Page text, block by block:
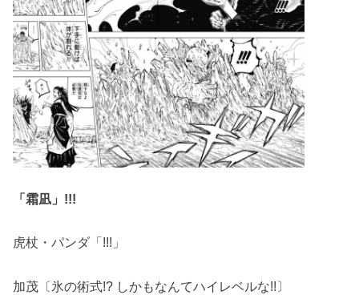
「霜凪」!!!
虎杖・パンダ「!!!」
加茂〔氷の術式!? しかもなんてハイレベルな!!〕